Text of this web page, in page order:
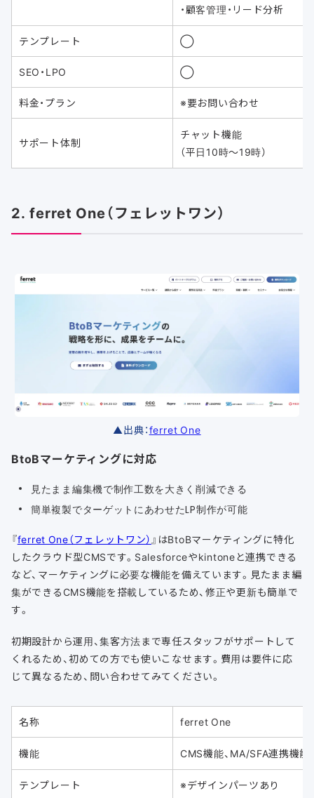
・顧客管理・リード分析
テンプレート ◯
SEO・LPO ◯
料金・プラン ※要お問い合わせ
サポート体制
チャット機能
（平日10時〜19時）
2. ferret One（フェレットワン）
▲出典：ferret One
BtoBマーケティングに対応
見たまま編集機で制作工数を大きく削減できる
簡単複製でターゲットにあわせたLP制作が可能
『ferret One（フェレットワン） 』はBtoBマーケティングに特化
したクラウド型CMSです。Salesforceやkintoneと連携できる
など、マーケティングに必要な機能を備えています。見たまま編
集ができるCMS機能を搭載しているため、修正や更新も簡単で
す。
初期設計から運用、集客方法まで専任スタッフがサポートして
くれるため、初めての方でも使いこなせます。費用は要件に応
じて異なるため、問い合わせてみてください。
名称 ferret One
機能 CMS機能、MA/SFA連携機能
テンプレート ※デザインパーツあり